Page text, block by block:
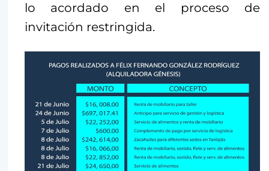
lo acordado en el proceso de
invitación restringida.